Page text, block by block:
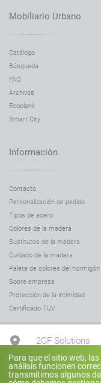
Mobiliario Urbano
Catálogo
Búsqueda
FAQ
Archivos
Ecoplank
Smart City
Información
Contacto
Personalización de pedido
Tipos de acero
Colores de la madera
Sustitutos de la madera
Cuidado de la madera
Paleta de colores del hormigón
Sobre empresa
Protección de la intimidad
Certificado TUV
2GF Solutions
+34 653 46 27
Para que el sitio web,
análisis funcionen
transmitimos algunos